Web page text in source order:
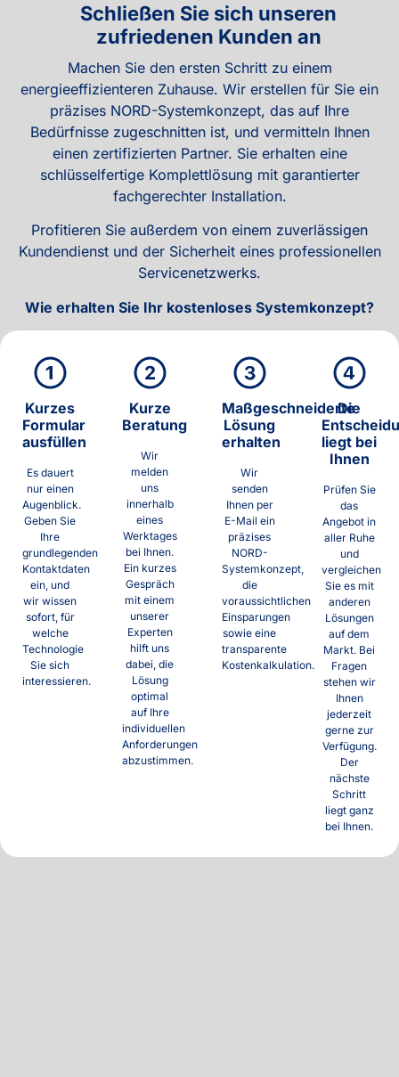
Schließen Sie sich unseren
zufriedenen Kunden an
Machen Sie den ersten Schritt zu einem
energieeffizienteren Zuhause. Wir erstellen für Sie ein
präzises NORD-Systemkonzept, das auf Ihre
Bedürfnisse zugeschnitten ist, und vermitteln Ihnen
einen zertifizierten Partner. Sie erhalten eine
schlüsselfertige Komplettlösung mit garantierter
fachgerechter Installation.
Profitieren Sie außerdem von einem zuverlässigen
Kundendienst und der Sicherheit eines professionellen
Servicenetzwerks.
Wie erhalten Sie Ihr kostenloses Systemkonzept?
Kurzes
Formular
ausfüllen
Es dauert
nur einen
Augenblick.
Geben Sie
Ihre
grundlegenden
Kontaktdaten
ein, und
wir wissen
sofort, für
welche
Technologie
Sie sich
interessieren.
Kurze
Beratung
Wir
melden
uns
innerhalb
eines
Werktages
bei Ihnen.
Ein kurzes
Gespräch
mit einem
unserer
Experten
hilft uns
dabei, die
Lösung
optimal
auf Ihre
individuellen
Anforderungen
abzustimmen.
Maßgeschneiderte
Lösung
erhalten
Wir
senden
Ihnen per
E-Mail ein
präzises
NORD-
Systemkonzept,
die
voraussichtlichen
Einsparungen
sowie eine
transparente
Kostenkalkulation.
Die
liegt bei
Ihnen
Prüfen Sie
das
Angebot in
aller Ruhe
und
vergleichen
Sie es mit
anderen
Lösungen
auf dem
Markt. Bei
Fragen
stehen wir
Ihnen
jederzeit
gerne zur
Verfügung.
Der
nächste
Schritt
liegt ganz
bei Ihnen.